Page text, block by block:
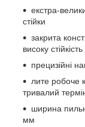
екстра-
стійки
закрита
високу стійкість
прецизійні
лите робоче
тривалий
ширина
мм